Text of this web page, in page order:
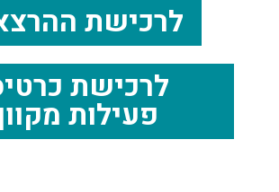
לרכישת
לרכישת
פעילות